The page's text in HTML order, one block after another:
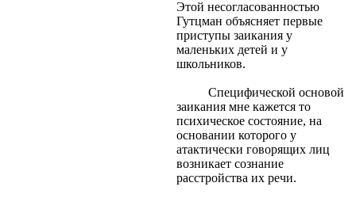
Этой несогласованностью
Гутцман объясняет первые
приступы заикания у
маленьких детей и у
школьников.
Специфической основой
заикания мне кажется то
психическое состояние, на
основании которого у
атактически говорящих лиц
возникает сознание
расстройства их речи.